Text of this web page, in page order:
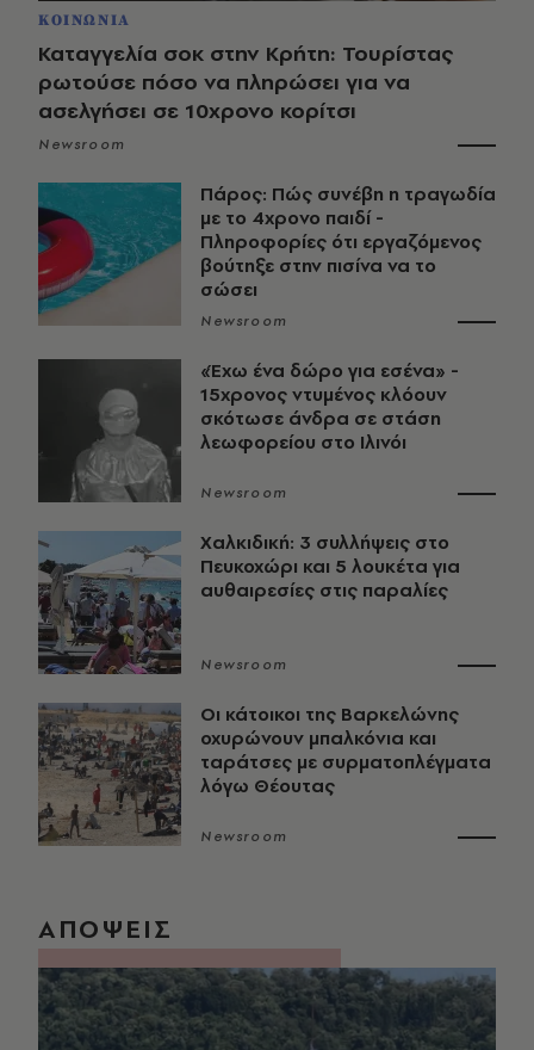
ΚΟΙΝΩΝΙΑ
Καταγγελία σοκ στην Κρήτη: Τουρίστας
ρωτούσε πόσο να πληρώσει για να
ασελγήσει σε 10χρονο κορίτσι
Newsroom
Πάρος: Πώς συνέβη η τραγωδία
με το 4χρονο παιδί -
Πληροφορίες ότι εργαζόμενος
βούτηξε στην πισίνα να το
σώσει
Newsroom
«Έχω ένα δώρο για εσένα» -
15χρονος ντυμένος κλόουν
σκότωσε άνδρα σε στάση
λεωφορείου στο Ιλινόι
Newsroom
Χαλκιδική: 3 συλλήψεις στο
Πευκοχώρι και 5 λουκέτα για
αυθαιρεσίες στις παραλίες
Newsroom
Οι κάτοικοι της Βαρκελώνης
οχυρώνουν μπαλκόνια και
ταράτσες με συρματοπλέγματα
λόγω Θέουτας
Newsroom
ΑΠΟΨΕΙΣ